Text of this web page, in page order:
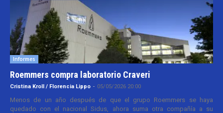
Informes
Roemmers compra laboratorio Craveri
Cristina Kroll / Florencia Lippo - 05/05/2026 20:00
Menos de un año después de que el grupo Roemmers se haya
quedado con el nacional Sidus, ahora suma otra compañía a su